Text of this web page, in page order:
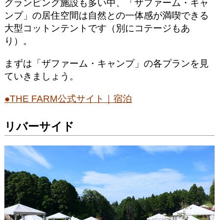
グランピング施設も多い中、「ザファーム・キャ
ンプ」の居住空間は自然との一体感が満喫できる
大型コットンテントです（別にコテージもあ
り）。
まずは「ザファーム・キャンプ」の各プランを見
ていきましょう。
●THE FARM公式サイト｜宿泊
リバーサイド